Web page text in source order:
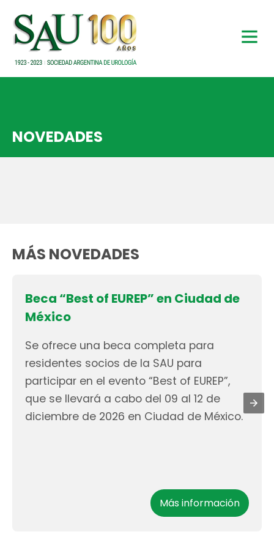
NOVEDADES
MÁS NOVEDADES
Beca “Best of EUREP” en Ciudad de
México
Se ofrece una beca completa para
residentes socios de la SAU para
participar en el evento “Best of EUREP”,
que se llevará a cabo del 09 al 12 de
diciembre de 2026 en Ciudad de México.
Más información